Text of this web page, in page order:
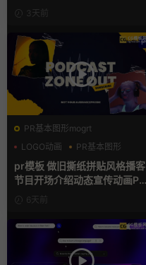
3天前
PR基本图形mogrt
LOGO动画
PR基本图形
复古风
pr模板 做旧撕纸拼贴风格播客
节目开场介绍动态宣传动画PR
模版6天前